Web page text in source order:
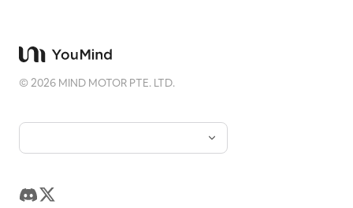
©2026 MIND MOTOR PTE. LTD.